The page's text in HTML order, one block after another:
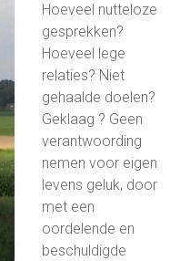
Hoeveel nutteloze
gesprekken?
Hoeveel lege
relaties? Niet
gehaalde doelen?
Geklaag ? Geen
verantwoording
nemen voor eigen
levens geluk, door
met een
oordelende en
beschuldigde